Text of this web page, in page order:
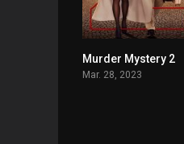
5.7
Murder Mystery 2
Mar. 28, 2023